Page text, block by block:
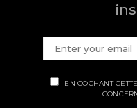
EN COCHANT